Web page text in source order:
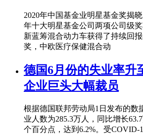
2020年中国基金业明星基金奖揭
年十大明星基金公司两项公司级
新蓝筹混合动力车获得了持续回
奖，中欧医疗保健混合动
德国6月份的失业率升
企业巨头大幅裁员
根据德国联邦劳动局1日发布的数
业人数为285.3万人，同比增长
个百分点，达到6.2%。受COVID-